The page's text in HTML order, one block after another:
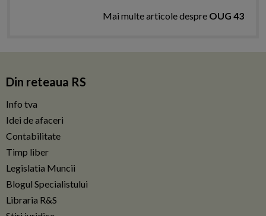
Mai multe articole despre OUG 43
Din reteaua RS
Info tva
Idei de afaceri
Contabilitate
Timp liber
Legislatia Muncii
Blogul Specialistului
Libraria R&S